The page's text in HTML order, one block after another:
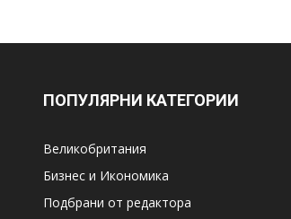
ПОПУЛЯРНИ КАТЕГОРИИ
Великобритания
Бизнес и Икономика
Подбрани от редактора